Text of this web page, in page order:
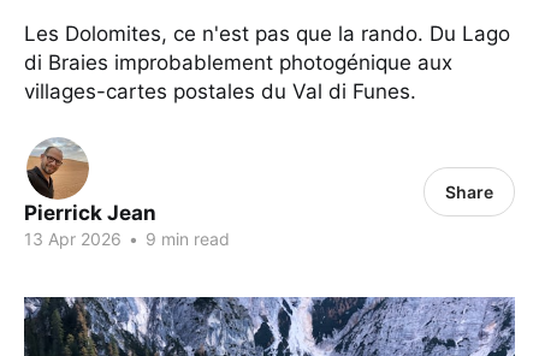
Les Dolomites, ce n'est pas que la rando. Du Lago
di Braies improbablement photogénique aux
villages-cartes postales du Val di Funes.
Pierrick Jean
13 Apr 2026 • 9 min read
Share